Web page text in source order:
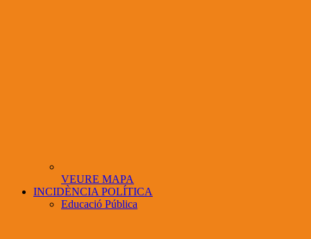
VEURE MAPA
INCIDÈNCIA POLÍTICA
Educació Pública